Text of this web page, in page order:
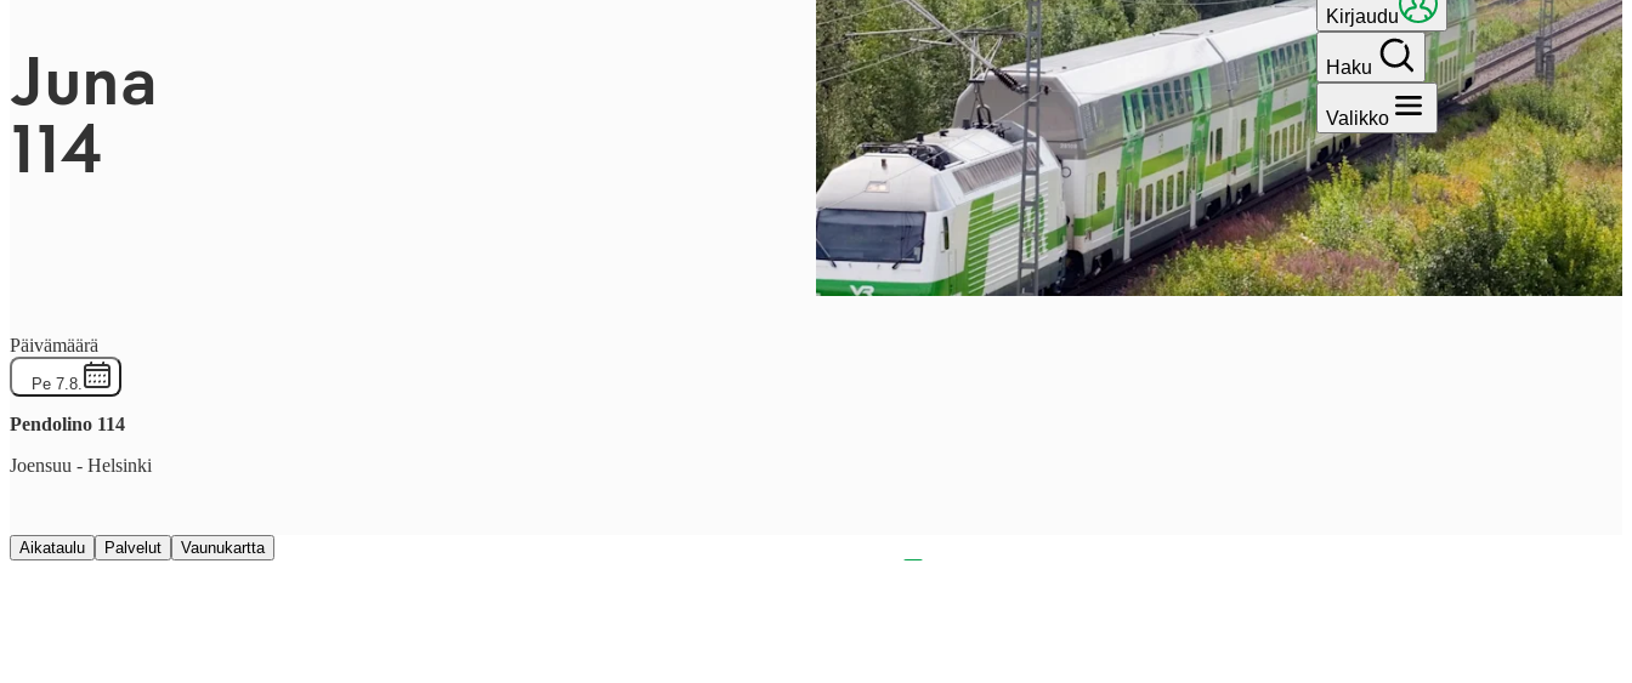
Kirjaudu
Haku
Valikko
Juna
114
Päivämäärä
Pe 7.8.
Pendolino 114
Joensuu - Helsinki
Aikataulu Palvelut Vaunukartta